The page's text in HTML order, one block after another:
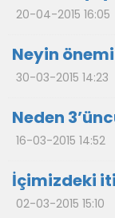
20-04-2015 16:05
Neyin
30-03-2015 14:23
Neden
16-03-2015 14:52
İçimizdeki
02-03-2015 15:10